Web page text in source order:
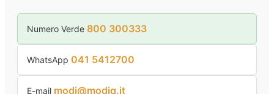
Numero Verde 800 300333
WhatsApp 041 5412700
E-mail modi@modiq.it